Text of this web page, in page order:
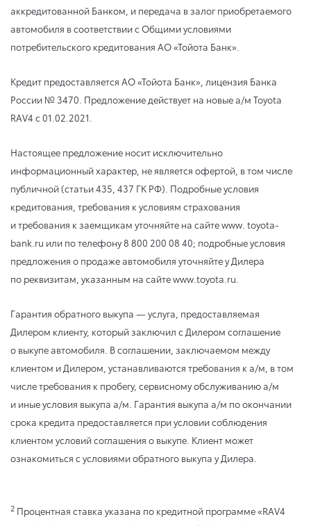
аккредитованной Банком, и передача в залог приобретаемого
автомобиля в соответствии с Общими условиями
потребительского кредитования АО «Тойота Банк».
Кредит предоставляется АО «Тойота Банк», лицензия Банка
России № 3470. Предложение действует на новые а/м Toyota
RAV4 с 01.02.2021.
Настоящее предложение носит исключительно
информационный характер, не является офертой, в том числе
публичной (статьи 435, 437 ГК РФ). Подробные условия
кредитования, требования к условиям страхования
и требования к заемщикам уточняйте на сайте www. toyota-
bank.ru или по телефону 8 800 200 08 40; подробные условия
предложения о продаже автомобиля уточняйте у Дилера
по реквизитам, указанным на сайте www.toyota.ru.
Гарантия обратного выкупа — услуга, предоставляемая
Дилером клиенту, который заключил с Дилером соглашение
о выкупе автомобиля. В соглашении, заключаемом между
клиентом и Дилером, устанавливаются требования к а/м, в том
числе требования к пробегу, сервисному обслуживанию а/м
и иные условия выкупа а/м. Гарантия выкупа а/м по окончании
срока кредита предоставляется при условии соблюдения
клиентом условий соглашения о выкупе. Клиент может
ознакомиться с условиями обратного выкупа у Дилера.
2 Процентная ставка указана по кредитной программе «RAV4